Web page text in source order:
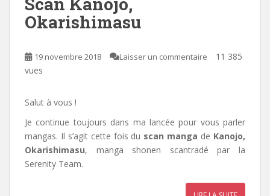
Okarishimasu
19 novembre 2018 Laisser un commentaire
11 385
vues
Salut à vous !
Je continue toujours dans ma lancée pour vous parler
mangas. Il s’agit cette fois du scan manga de Kanojo,
Okarishimasu, manga shonen scantradé par la
Serenity Team.